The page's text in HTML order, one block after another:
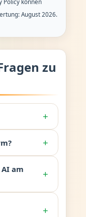
August 2026.
zu
+
+
am
+
+